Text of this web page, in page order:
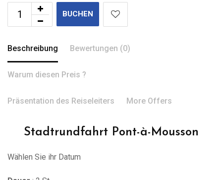
BUCHEN
Beschreibung Bewertungen (0)
Warum diesen Preis ?
Präsentation des Reiseleiters More Offers
Stadtrundfahrt Pont-à-Mousson
Wählen Sie ihr Datum